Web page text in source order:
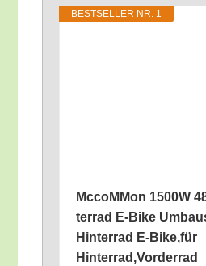
BEST­SEL­LER NR. 1
MccoM­Mon 1500W
ter­rad E‑Bike
Hin­ter­rad E‑Bike,für
Hinterrad,Vorderrad